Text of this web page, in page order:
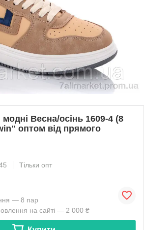
модні Весна/осінь 1609-4 (8
оптом від прямого
Тільки опт
— 8 пар
на сайті — 2 000 ₴